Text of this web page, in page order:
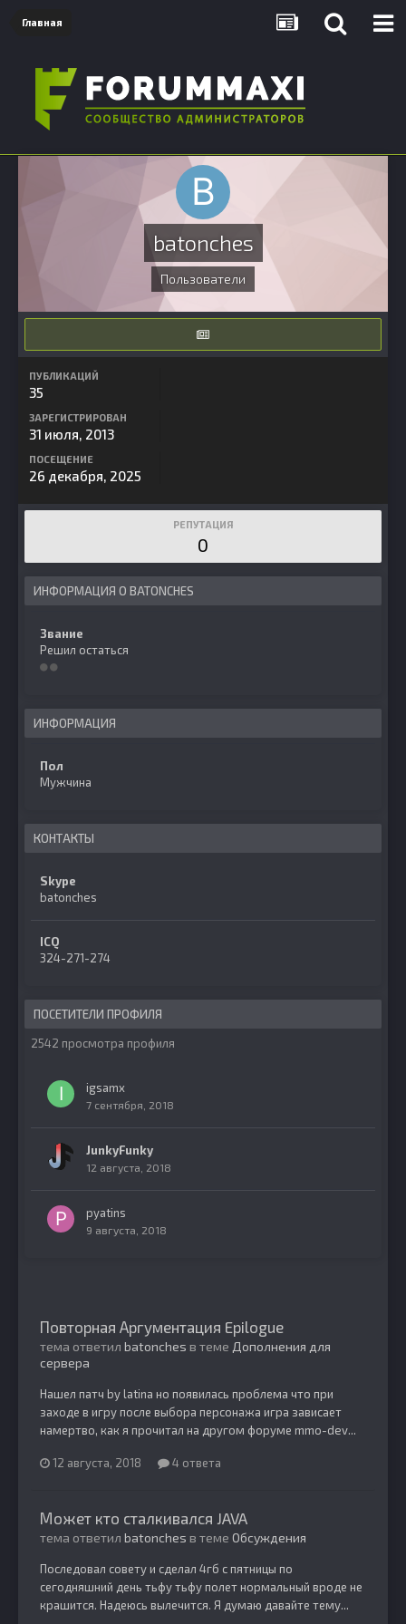
Главная
batonches
Пользователи
ПУБЛИКАЦИЙ
35
ЗАРЕГИСТРИРОВАН
31 июля, 2013
ПОСЕЩЕНИЕ
26 декабря, 2025
РЕПУТАЦИЯ
0
ИНФОРМАЦИЯ О BATONCHES
Звание
Решил остаться
ИНФОРМАЦИЯ
Пол
Мужчина
КОНТАКТЫ
Skype
batonches
ICQ
324-271-274
ПОСЕТИТЕЛИ ПРОФИЛЯ
2542 просмотра профиля
igsamx
7 сентября, 2018
JunkyFunky
12 августа, 2018
pyatins
9 августа, 2018
Повторная Аргументация Epilogue
тема ответил batonches в теме Дополнения для
сервера
Нашел патч by latina но появилась проблема что при
заходе в игру после выбора персонажа игра зависает
намертво, как я прочитал на другом форуме mmo-dev...
12 августа, 2018 4 ответа
Может кто сталкивался JAVA
тема ответил batonches в теме Обсуждения
Последовал совету и сделал 4гб с пятницы по
сегодняшний день тьфу тьфу полет нормальный вроде не
крашится. Надеюсь вылечится. Я думаю давайте тему...